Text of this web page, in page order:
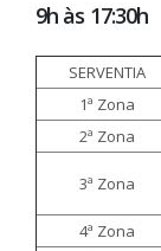
9h às 17:30h
SERVENTIA
1ª Zona
2ª Zona
3ª Zona
4ª Zona